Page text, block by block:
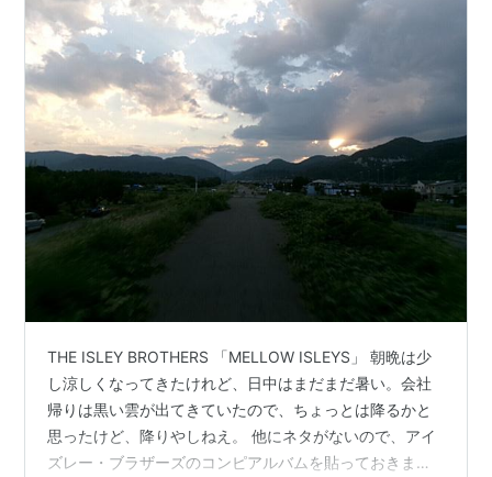
THE ISLEY BROTHERS 「MELLOW ISLEYS」 朝晩は少
し涼しくなってきたけれど、日中はまだまだ暑い。会社
帰りは黒い雲が出てきていたので、ちょっとは降るかと
思ったけど、降りやしねえ。 他にネタがないので、アイ
ズレー・ブラザーズのコンピアルバムを貼っておきま